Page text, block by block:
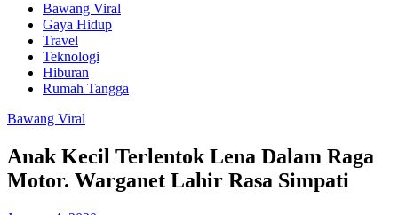
Bawang Viral
Gaya Hidup
Travel
Teknologi
Hiburan
Rumah Tangga
Bawang Viral
Anak Kecil Terlentok Lena Dalam Raga
Motor. Warganet Lahir Rasa Simpati